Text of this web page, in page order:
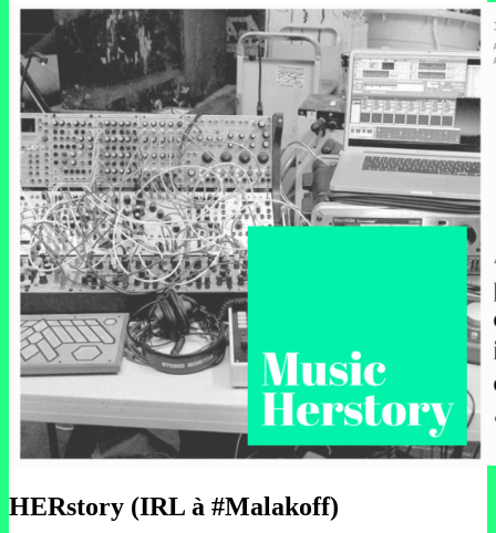
HERstory (IRL à #Malakoff)